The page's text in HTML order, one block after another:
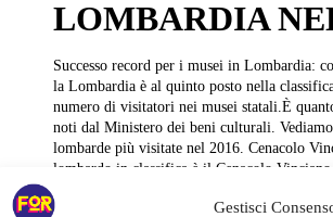
Gestisci
LOMBARDIA
Successo record per i musei in Lombardia:
la Lombardia è al quinto posto nella
numero di visitatori nei musei statali.È
noti dal Ministero dei beni culturali.
lombarde più visitate nel 2016. Cenacolo
lombardo in classifica è il Cenacolo